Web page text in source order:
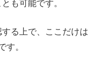
る上で、ここだけは
。